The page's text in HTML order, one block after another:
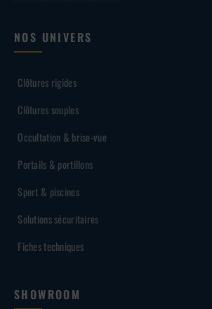
NOS UNIVERS
Clôtures rigides
Clôtures souples
Occultation & brise-vue
Portails & portillons
Sport & piscines
Solutions sécuritaires
Fiches techniques
SHOWROOM